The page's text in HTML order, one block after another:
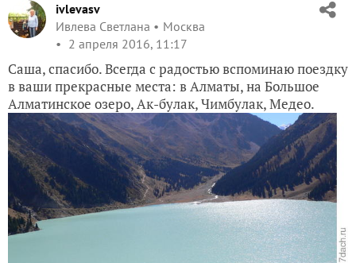
ivlevasv
Ивлева Светлана
Москва
2 апреля 2016, 11:17
Саша, спасибо. Всегда с радостью вспоминаю поездку
в ваши прекрасные места: в Алматы, на Большое
Алматинское озеро, Ак-булак, Чимбулак, Медео.